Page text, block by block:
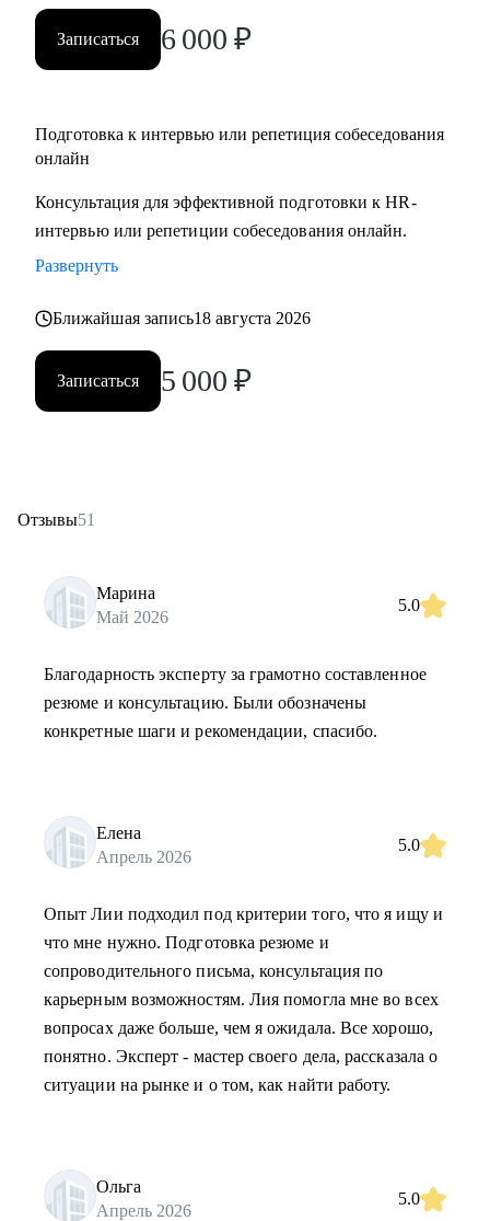
вами.
Записаться
6 000 ₽
Подготовка к интервью или репетиция собеседования
онлайн
Консультация для эффективной подготовки к HR-
интервью или репетиции собеседования онлайн.
Развернуть
Ближайшая запись18 августа 2026
Записаться 5 000 ₽
Отзывы51
Марина
Май 2026
5.0
Благодарность эксперту за грамотно составленное
резюме и консультацию. Были обозначены
конкретные шаги и рекомендации, спасибо.
Елена
Апрель 2026
5.0
Опыт Лии подходил под критерии того, что я ищу и
что мне нужно. Подготовка резюме и
сопроводительного письма, консультация по
карьерным возможностям. Лия помогла мне во всех
вопросах даже больше, чем я ожидала. Все хорошо,
понятно. Эксперт - мастер своего дела, рассказала о
ситуации на рынке и о том, как найти работу.
Ольга
Апрель 2026
5.0